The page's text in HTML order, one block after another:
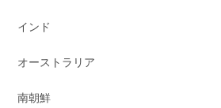
インド
オーストラリア
南朝鮮